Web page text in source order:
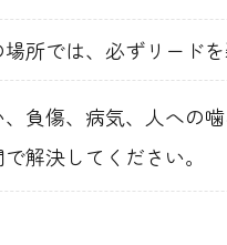
場所では、必ずリード
負傷、病気、人への
解決してください。